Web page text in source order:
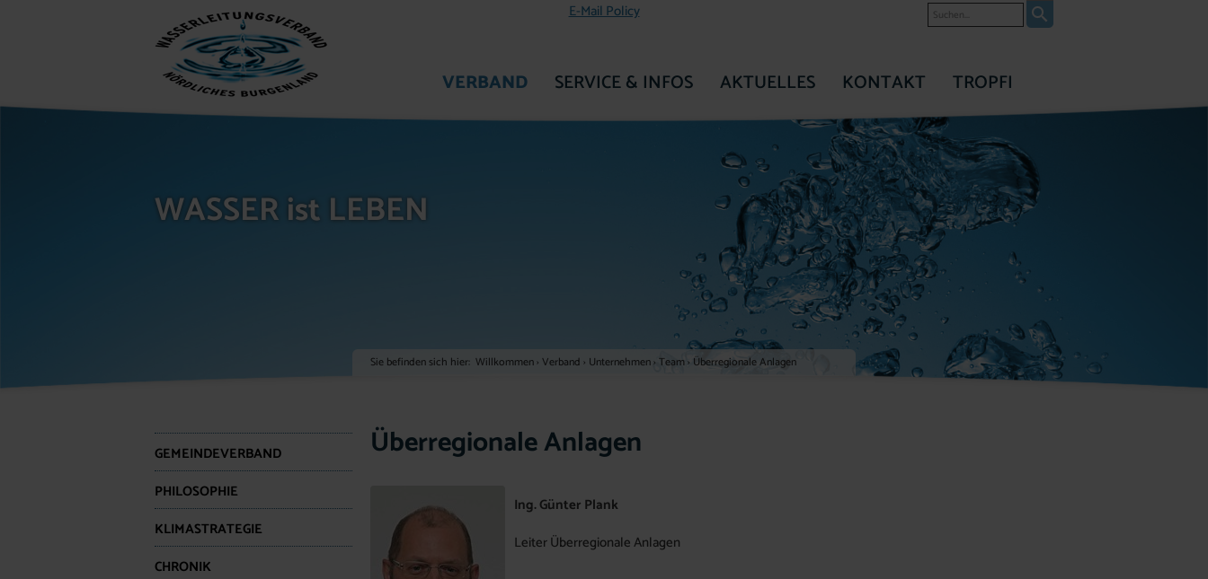
E-Mail Policy Suche
ZUR STARTSEITE
VERBAND SERVICE & INFOS AKTUELLES KONTAKT TROPFI
WASSER ist LEBEN
Sie befinden sich hier: Willkommen› Verband › Unternehmen› Team› Überregionale Anlagen
Überregionale Anlagen
Ing. Günter Plank
Leiter Überregionale Anlagen
GEMEINDEVERBAND
PHILOSOPHIE
KLIMASTRATEGIE
CHRONIK